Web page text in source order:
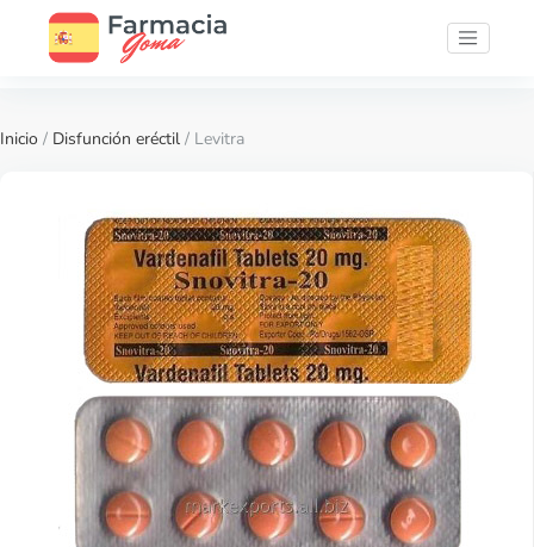
Inicio / Disfunción eréctil / Levitra